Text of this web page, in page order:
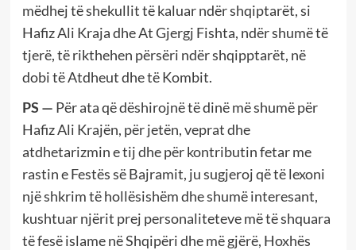
mëdhej të shekullit të kaluar ndër shqiptarët, si
Hafiz Ali Kraja dhe At Gjergj Fishta, ndër shumë të
tjerë, të rikthehen përsëri ndër shqipptarët, në
dobi të Atdheut dhe të Kombit.
PS — Për ata që dëshirojnë të dinë më shumë për
Hafiz Ali Krajën, për jetën, veprat dhe
atdhetarizmin e tij dhe për kontributin fetar me
rastin e Festës së Bajramit, ju sugjeroj që të lexoni
një shkrim të hollësishëm dhe shumë interesant,
kushtuar njërit prej personaliteteve më të shquara
të fesë islame në Shqipëri dhe më gjërë, Hoxhës